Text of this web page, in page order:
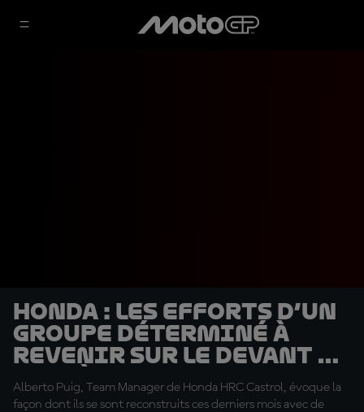
Honda : les efforts d’un
groupe déterminé à
revenir sur le devant de
la scène
Alberto Puig, Team Manager de Honda HRC Castrol, évoque la
façon dont ils se sont reconstruits ces derniers mois avec de